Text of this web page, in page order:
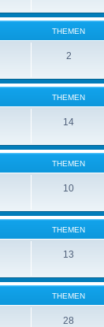
THEMEN
2
THEMEN
14
THEMEN
10
THEMEN
13
THEMEN
28